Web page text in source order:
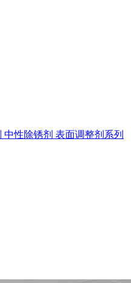
中性除锈剂 表面调整剂系列